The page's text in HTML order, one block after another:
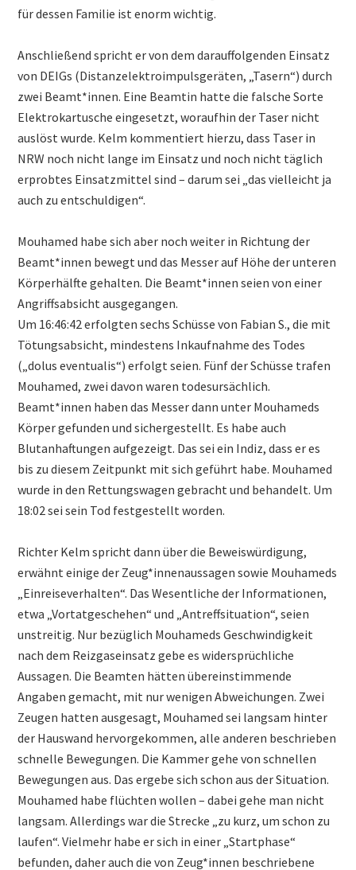
für dessen Familie ist enorm wichtig.
Anschließend spricht er von dem darauffolgenden Einsatz
von DEIGs (Distanzelektroimpulsgeräten, „Tasern“) durch
zwei Beamt*innen. Eine Beamtin hatte die falsche Sorte
Elektrokartusche eingesetzt, woraufhin der Taser nicht
auslöst wurde. Kelm kommentiert hierzu, dass Taser in
NRW noch nicht lange im Einsatz und noch nicht täglich
erprobtes Einsatzmittel sind – darum sei „das vielleicht ja
auch zu entschuldigen“.
Mouhamed habe sich aber noch weiter in Richtung der
Beamt*innen bewegt und das Messer auf Höhe der unteren
Körperhälfte gehalten. Die Beamt*innen seien von einer
Angriffsabsicht ausgegangen.
Um 16:46:42 erfolgten sechs Schüsse von Fabian S., die mit
Tötungsabsicht, mindestens Inkaufnahme des Todes
(„dolus eventualis“) erfolgt seien. Fünf der Schüsse trafen
Mouhamed, zwei davon waren todesursächlich.
Beamt*innen haben das Messer dann unter Mouhameds
Körper gefunden und sichergestellt. Es habe auch
Blutanhaftungen aufgezeigt. Das sei ein Indiz, dass er es
bis zu diesem Zeitpunkt mit sich geführt habe. Mouhamed
wurde in den Rettungswagen gebracht und behandelt. Um
18:02 sei sein Tod festgestellt worden.
Richter Kelm spricht dann über die Beweiswürdigung,
erwähnt einige der Zeug*innenaussagen sowie Mouhameds
„Einreiseverhalten“. Das Wesentliche der Informationen,
etwa „Vortatgeschehen“ und „Antreffsituation“, seien
unstreitig. Nur bezüglich Mouhameds Geschwindigkeit
nach dem Reizgaseinsatz gebe es widersprüchliche
Aussagen. Die Beamten hätten übereinstimmende
Angaben gemacht, mit nur wenigen Abweichungen. Zwei
Zeugen hatten ausgesagt, Mouhamed sei langsam hinter
der Hauswand hervorgekommen, alle anderen beschrieben
schnelle Bewegungen. Die Kammer gehe von schnellen
Bewegungen aus. Das ergebe sich schon aus der Situation.
Mouhamed habe flüchten wollen – dabei gehe man nicht
langsam. Allerdings war die Strecke „zu kurz, um schon zu
laufen“. Vielmehr habe er sich in einer „Startphase“
befunden, daher auch die von Zeug*innen beschriebene